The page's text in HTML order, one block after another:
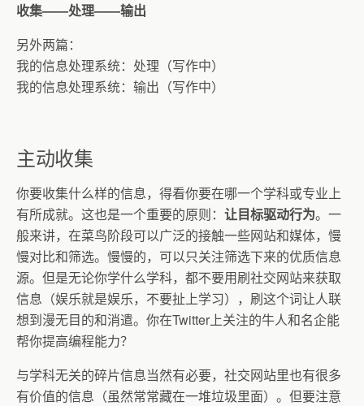
收集——处理——输出
另外两篇：
我的信息处理系统：处理（写作中）
我的信息处理系统：输出（写作中）
主动收集
你要收集什么样的信息，得看你要在哪一个学科或专业上
有所成就。这也是一个重要的原则： 让目标驱动行为。一
般来讲，在菜鸟阶段可以广泛的接触一些网站和媒体，慢
慢对比和筛选。慢慢的，可以只关注筛选下来的优质信息
源。但是无论你学什么学科，都不要用刷社交网站来获取
信息（娱乐就是娱乐，不要扯上学习），刷这个词让人联
想到漫无目的和消遣。你在Twitter上关注的牛人和名企能
帮你提高编程能力？
与学科无关的碎片信息当然有必要，社交网站里也有很多
有价值的信息（虽然常常藏在一堆垃圾里面）。但要注意